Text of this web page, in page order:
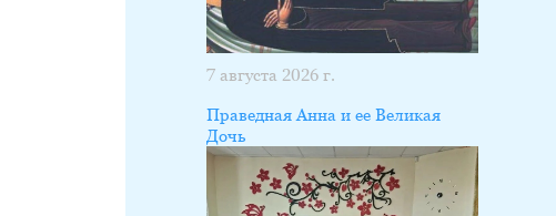
7 августа 2026 г.
Праведная Анна и ее Великая
Дочь